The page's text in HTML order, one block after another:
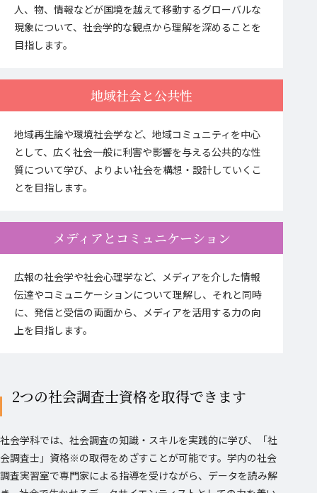
人、物、情報などが国境を越えて移動するグローバルな
現象について、社会学的な観点から理解を深めることを
目指します。
地域社会と公共性
地域再生論や環境社会学など、地域コミュニティを中心
として、広く社会一般に利害や影響を与える公共的な性
質について学び、よりよい社会を構想・設計していくこ
とを目指します。
メディアとコミュニケーション
広報の社会学や社会心理学など、メディアを介した情報
伝達やコミュニケーションについて理解し、それと同時
に、発信と受信の両面から、メディアを活用する力の向
上を目指します。
2つの社会調査士資格を取得できます
社会学科では、社会調査の知識・スキルを実践的に学び、「社
会調査士」資格※の取得をめざすことが可能です。学内の社会
調査実習室で専門家による指導を受けながら、データを読み解